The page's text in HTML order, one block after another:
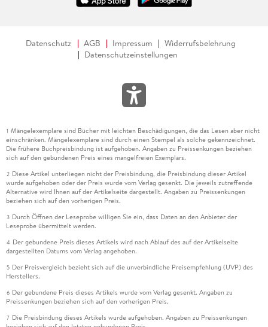
Datenschutz AGB Impressum
Widerrufsbelehrung
Datenschutzeinstellungen
1 Mängelexemplare sind Bücher mit leichten Beschädigungen, die das Lesen aber nicht
einschränken. Mängelexemplare sind durch einen Stempel als solche gekennzeichnet.
Die frühere Buchpreisbindung ist aufgehoben. Angaben zu Preissenkungen beziehen
sich auf den gebundenen Preis eines mangelfreien Exemplars.
2 Diese Artikel unterliegen nicht der Preisbindung, die Preisbindung dieser Artikel
wurde aufgehoben oder der Preis wurde vom Verlag gesenkt. Die jeweils zutreffende
Alternative wird Ihnen auf der Artikelseite dargestellt. Angaben zu Preissenkungen
beziehen sich auf den vorherigen Preis.
3 Durch Öffnen der Leseprobe willigen Sie ein, dass Daten an den Anbieter der
Leseprobe übermittelt werden.
4 Der gebundene Preis dieses Artikels wird nach Ablauf des auf der Artikelseite
dargestellten Datums vom Verlag angehoben.
5 Der Preisvergleich bezieht sich auf die unverbindliche Preisempfehlung (UVP) des
Herstellers.
6 Der gebundene Preis dieses Artikels wurde vom Verlag gesenkt. Angaben zu
Preissenkungen beziehen sich auf den vorherigen Preis.
7 Die Preisbindung dieses Artikels wurde aufgehoben. Angaben zu Preissenkungen